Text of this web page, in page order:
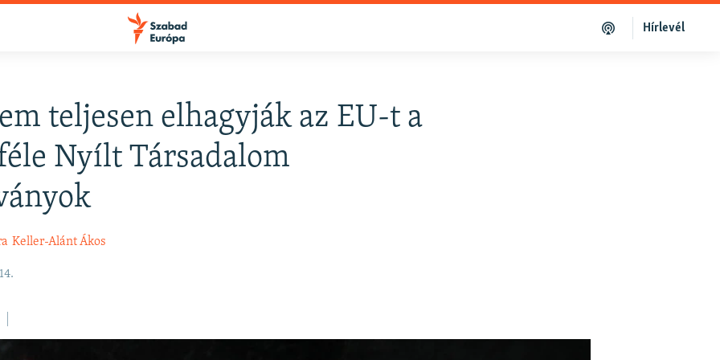
Hírlevél
teljesen elhagyják az EU-t a
Nyílt Társadalom
Keller-Alánt Ákos
FELIRATKOZÁS